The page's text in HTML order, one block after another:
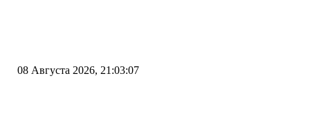
08 Августа 2026, 21:03:07